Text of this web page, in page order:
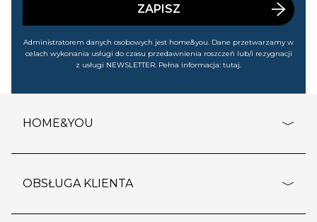
ZAPISZ
Administratorem danych osobowych jest home&you. Dane przetwarzamy w
celach wykonania usługi do czasu przedawnienia roszczeń lub/i rezygnacji
z usługi NEWSLETTER. Pełna informacja: tutaj.
HOME&YOU
o firmie
OBSŁUGA KLIENTA